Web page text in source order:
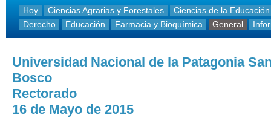
Hoy Ciencias Agrarias y Forestales
Ciencias de la Educación
Derecho
Educación Farmacia y Bioquímica General
Universidad Nacional de la Patagonia
Bosco
Rectorado
16 de Mayo de 2015